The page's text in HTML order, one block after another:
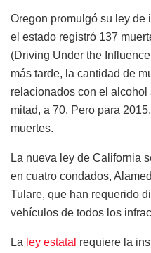
Oregon promulgó su ley de
el estado registró 137
(Driving Under the
más tarde, la cantidad de
relacionados con el
mitad, a 70. Pero para
muertes.
La nueva ley de California
en cuatro condados,
Tulare, que han requerido
vehículos de todos los
La ley estatal requiere la